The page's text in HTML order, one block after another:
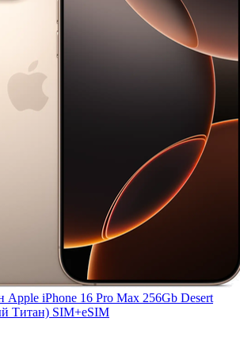
Apple iPhone 16 Pro Max 256Gb Desert
Титан) SIM+eSIM